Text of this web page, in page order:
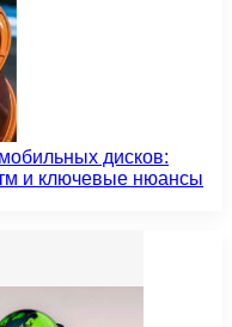
дисков:
и ключевые нюансы